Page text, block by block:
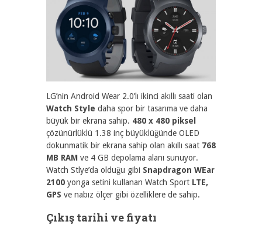
LG’nin Android Wear 2.0’lı ikinci akıllı saati olan
Watch Style daha spor bir tasarıma ve daha
büyük bir ekrana sahip. 480 x 480 piksel
çözünürlüklü 1.38 inç büyüklüğünde OLED
dokunmatik bir ekrana sahip olan akıllı saat 768
MB RAM ve 4 GB depolama alanı sunuyor.
Watch Stlye’da olduğu gibi Snapdragon WEar
2100 yonga setini kullanan Watch Sport LTE,
GPS ve nabız ölçer gibi özelliklere de sahip.
Çıkış tarihi ve fiyatı